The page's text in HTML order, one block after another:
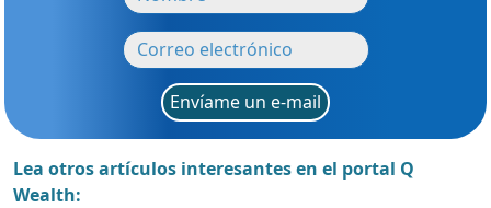
Envíame un e-mail
Lea otros artículos interesantes en el portal Q
Wealth: